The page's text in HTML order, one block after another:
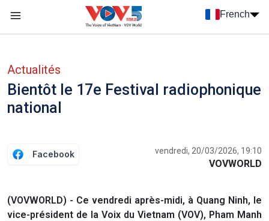
French
Actualités
Bientôt le 17e Festival radiophonique
national
Facebook vendredi, 20/03/2026, 19:10
VOVWORLD
(VOVWORLD) - Ce vendredi après-midi, à Quang Ninh, le
vice-président de la Voix du Vietnam (VOV), Pham Manh